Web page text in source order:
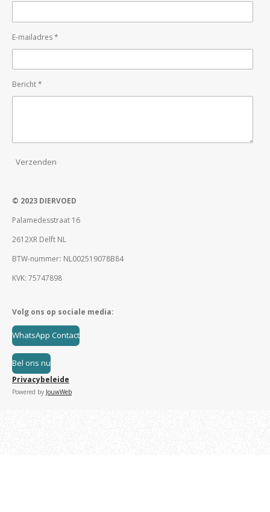
E-mailadres *
Bericht *
Verzenden
© 2023 DIERVOED
Palamedesstraat 16
2612XR Delft NL
BTW-nummer: NL002519078B84
KVK: 75747898
Volg ons op sociale media:
WhatsApp Contact
Bel ons nu
Privacybeleide
Powered by JouwWeb